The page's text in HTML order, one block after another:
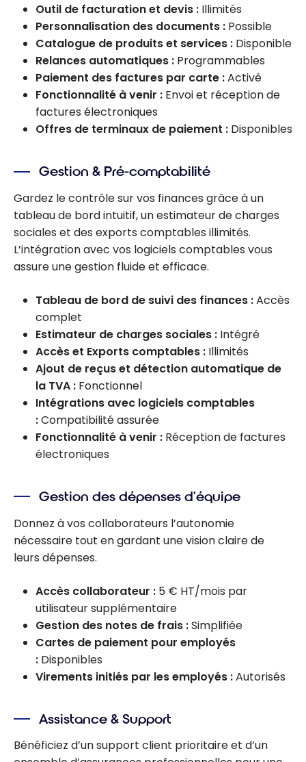
Outil de facturation et devis : Illimités
Personnalisation des documents : Possible
Catalogue de produits et services : Disponible
Relances automatiques : Programmables
Paiement des factures par carte :Activé
Fonctionnalité à venir : Envoi et réception de
factures électroniques
Offres de terminaux de paiement : Disponibles
Gestion & Pré-comptabilité
Gardez le contrôle sur vos finances grâce à un
tableau de bord intuitif, un estimateur de charges
sociales et des exports comptables illimités.
L’intégration avec vos logiciels comptables vous
assure une gestion fluide et efficace.
Tableau de bord de suivi des finances :Accès
complet
Estimateur de charges sociales : Intégré
Accès et Exports comptables : Illimités
Ajout de reçus et détection automatique de
la TVA : Fonctionnel
Intégrations avec logiciels comptables
:Compatibilité assurée
Fonctionnalité à venir : Réception de factures
électroniques
Gestion des dépenses d’équipe
Donnez à vos collaborateurs l’autonomie
nécessaire tout en gardant une vision claire de
leurs dépenses.
Accès collaborateur : 5 € HT/mois par
utilisateur supplémentaire
Gestion des notes de frais :Simplifiée
Cartes de paiement pour employés
: Disponibles
Virements initiés par les employés :Autorisés
Assistance & Support
Bénéficiez d’un support client prioritaire et d’un